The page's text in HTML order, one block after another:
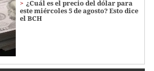
¿Cuál es el precio del dólar para
este miércoles 5 de agosto? Esto dice
el BCH